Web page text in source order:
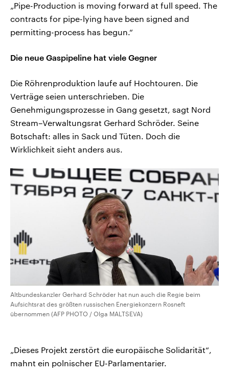
„Pipe-Production is moving forward at full speed. The
contracts for pipe-lying have been signed and
permitting-process has begun.“
Die neue Gaspipeline hat viele Gegner
Die Röhrenproduktion laufe auf Hochtouren. Die
Verträge seien unterschrieben. Die
Genehmigungsprozesse in Gang gesetzt, sagt Nord
Stream–Verwaltungsrat Gerhard Schröder. Seine
Botschaft: alles in Sack und Tüten. Doch die
Wirklichkeit sieht anders aus.
Altbundeskanzler Gerhard Schröder hat nun auch die Regie beim
Aufsichtsrat des größten russischen Energiekonzern Rosneft
übernommen (AFP PHOTO / Olga MALTSEVA)
„Dieses Projekt zerstört die europäische Solidarität“,
mahnt ein polnischer EU-Parlamentarier.